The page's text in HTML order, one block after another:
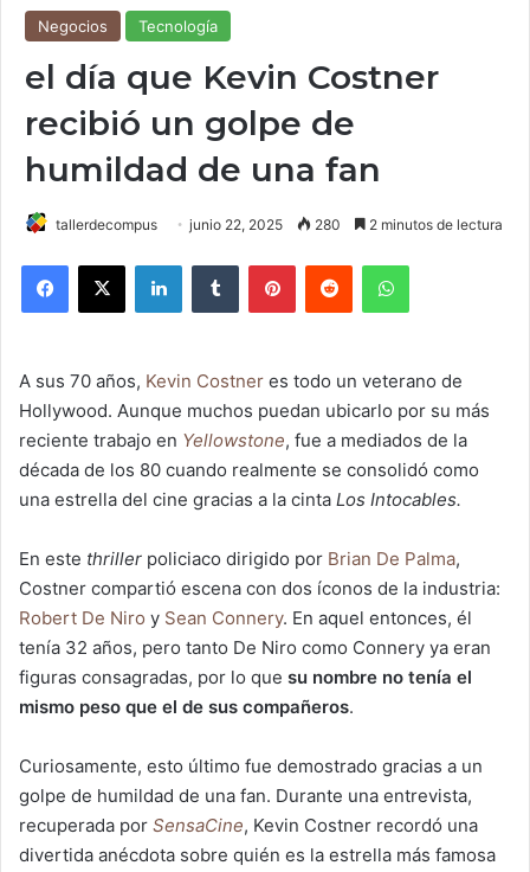
Negocios Tecnología
el día que Kevin Costner
recibió un golpe de
humildad de una fan
tallerdecompus junio 22, 2025 280 2 minutos de lectura
A sus 70 años, Kevin Costner es todo un veterano de
Hollywood. Aunque muchos puedan ubicarlo por su más
reciente trabajo en Yellowstone, fue a mediados de la
década de los 80 cuando realmente se consolidó como
una estrella del cine gracias a la cinta Los Intocables.
En este thriller policiaco dirigido por Brian De Palma,
Costner compartió escena con dos íconos de la industria:
Robert De Niro y Sean Connery. En aquel entonces, él
tenía 32 años, pero tanto De Niro como Connery ya eran
figuras consagradas, por lo que su nombre no tenía el
mismo peso que el de sus compañeros.
Curiosamente, esto último fue demostrado gracias a un
golpe de humildad de una fan. Durante una entrevista,
recuperada por SensaCine, Kevin Costner recordó una
divertida anécdota sobre quién es la estrella más famosa